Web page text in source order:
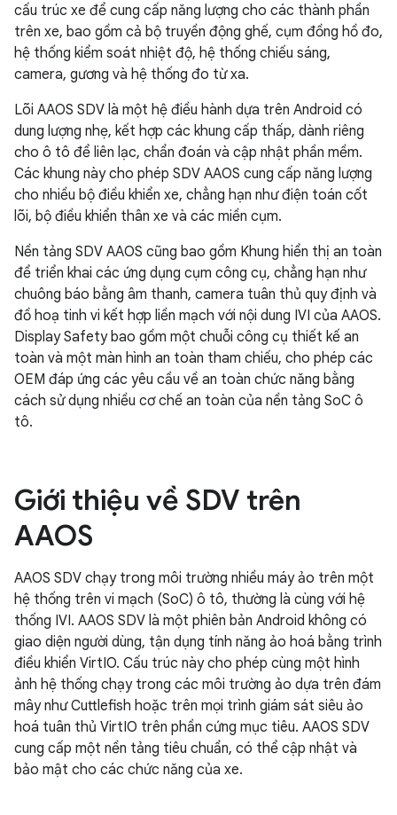
cấu trúc xe để cung cấp năng lượng cho các thành phần
trên xe, bao gồm cả bộ truyền động ghế, cụm đồng hồ đo,
hệ thống kiểm soát nhiệt độ, hệ thống chiếu sáng,
camera, gương và hệ thống đo từ xa.
Lõi AAOS SDV là một hệ điều hành dựa trên Android có
dung lượng nhẹ, kết hợp các khung cấp thấp, dành riêng
cho ô tô để liên lạc, chẩn đoán và cập nhật phần mềm.
Các khung này cho phép SDV AAOS cung cấp năng lượng
cho nhiều bộ điều khiển xe, chẳng hạn như điện toán cốt
lõi, bộ điều khiển thân xe và các miền cụm.
Nền tảng SDV AAOS cũng bao gồm Khung hiển thị an toàn
để triển khai các ứng dụng cụm công cụ, chẳng hạn như
chuông báo bằng âm thanh, camera tuân thủ quy định và
đồ hoạ tinh vi kết hợp liền mạch với nội dung IVI của AAOS.
Display Safety bao gồm một chuỗi công cụ thiết kế an
toàn và một màn hình an toàn tham chiếu, cho phép các
OEM đáp ứng các yêu cầu về an toàn chức năng bằng
cách sử dụng nhiều cơ chế an toàn của nền tảng SoC ô
tô.
Giới thiệu về SDV trên
AAOS
AAOS SDV chạy trong môi trường nhiều máy ảo trên một
hệ thống trên vi mạch (SoC) ô tô, thường là cùng với hệ
thống IVI. AAOS SDV là một phiên bản Android không có
giao diện người dùng, tận dụng tính năng ảo hoá bằng trình
điều khiển VirtIO. Cấu trúc này cho phép cùng một hình
ảnh hệ thống chạy trong các môi trường ảo dựa trên đám
mây như Cuttlefish hoặc trên mọi trình giám sát siêu ảo
hoá tuân thủ VirtIO trên phần cứng mục tiêu. AAOS SDV
cung cấp một nền tảng tiêu chuẩn, có thể cập nhật và
bảo mật cho các chức năng của xe.